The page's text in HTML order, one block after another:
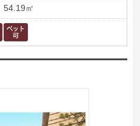
54.19㎡